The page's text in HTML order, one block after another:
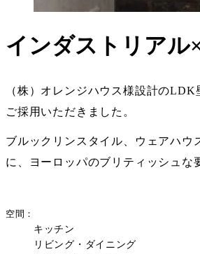
インダストリア
（株）オレンジハウス様設計の
ご採用いただきました。
ブルックリンスタイル、ウェアハウ
に、ヨーロッパのブリティッシュな
空間
キッチン
リビング・ダイニング